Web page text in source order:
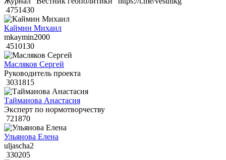
4751430
Каймин Михаил
mkaymin2000
4510130
Масляков Сергей
Руководитель проекта
3031815
Тайманова Анастасия
Эксперт по нормотворчеству
721870
Ульянова Елена
uljascha2
330205